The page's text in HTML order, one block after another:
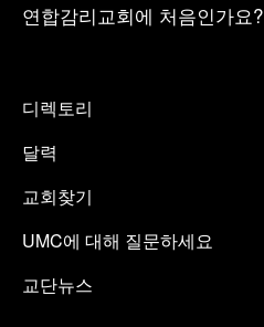
연합감리교회에 처음인가요?
디렉토리
달력
교회찾기
UMC에 대해 질문하세요
교단뉴스